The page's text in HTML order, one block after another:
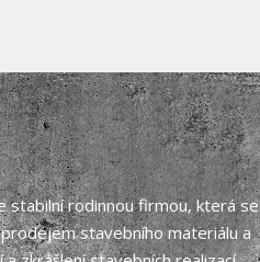
stabilní rodinnou firmou, která se
stavebního materiálu a